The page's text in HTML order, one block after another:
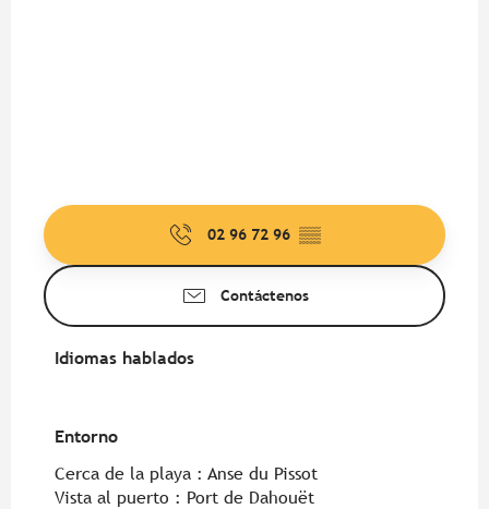
02 96 72 96 ▒▒
Contáctenos
Idiomas hablados
Idiomas hablados
Entorno
Entorno
Cerca de la playa : Anse du Pissot
Vista al puerto : Port de Dahouët